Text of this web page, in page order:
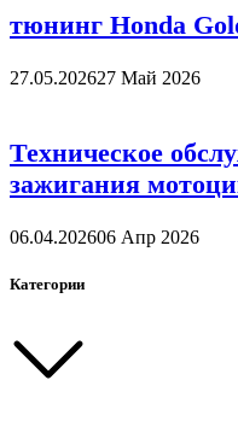
тюнинг Honda
27.05.202627 Май 2026
Техническое
зажигания
06.04.202606 Апр 2026
Категории